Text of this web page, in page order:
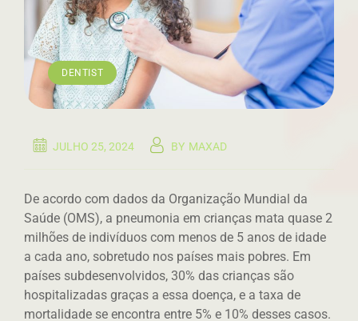
DENTIST
JULHO 25, 2024 BY MAXAD
De acordo com dados da Organização Mundial da
Saúde (OMS), a pneumonia em crianças mata quase 2
milhões de indivíduos com menos de 5 anos de idade
a cada ano, sobretudo nos países mais pobres. Em
países subdesenvolvidos, 30% das crianças são
hospitalizadas graças a essa doença, e a taxa de
mortalidade se encontra entre 5% e 10% desses casos.